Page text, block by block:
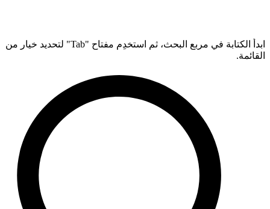
ابدأ الكتابة في مربع البحث، ثم استخدِم مفتاح "Tab" لتحديد خيار من
القائمة.